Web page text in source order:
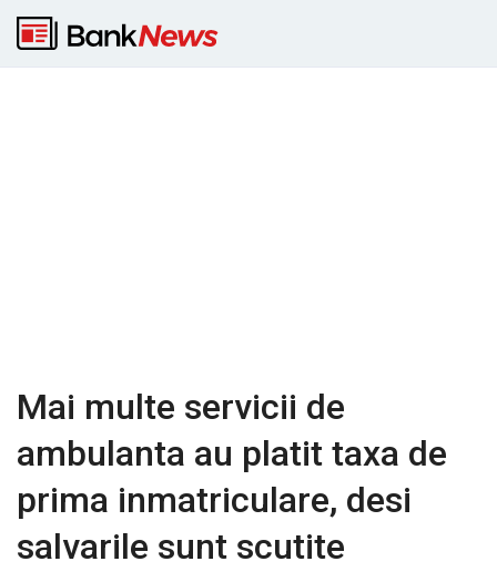
Mai multe servicii de
ambulanta au platit taxa de
prima inmatriculare, desi
salvarile sunt scutite